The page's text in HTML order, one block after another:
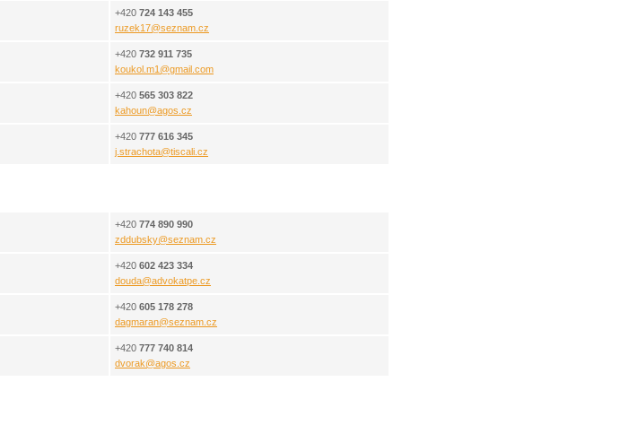
+420 724 143 455
ruzek17@seznam.cz
+420 732 911 735
koukol.m1@gmail.com
+420 565 303 822
kahoun@agos.cz
+420 777 616 345
j.strachota@tiscali.cz
+420 774 890 990
zddubsky@seznam.cz
+420 602 423 334
douda@advokatpe.cz
+420 605 178 278
dagmaran@seznam.cz
+420 777 740 814
dvorak@agos.cz